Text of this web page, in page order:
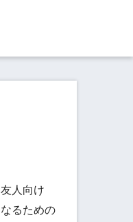
人向け
るための